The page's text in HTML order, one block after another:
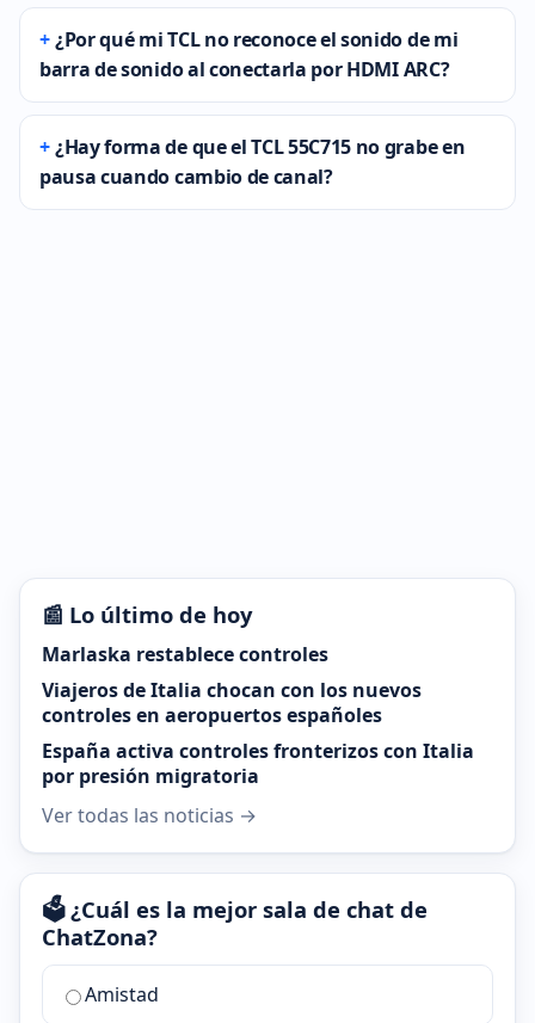
¿Por qué mi TCL no reconoce el sonido de mi
barra de sonido al conectarla por HDMI ARC?
¿Hay forma de que el TCL 55C715 no grabe en
pausa cuando cambio de canal?
📰 Lo último de hoy
Marlaska restablece controles
Viajeros de Italia chocan con los nuevos
controles en aeropuertos españoles
España activa controles fronterizos con Italia
por presión migratoria
Ver todas las noticias →
🗳️ ¿Cuál es la mejor sala de chat de
ChatZona?
¿Cuál
Amistad